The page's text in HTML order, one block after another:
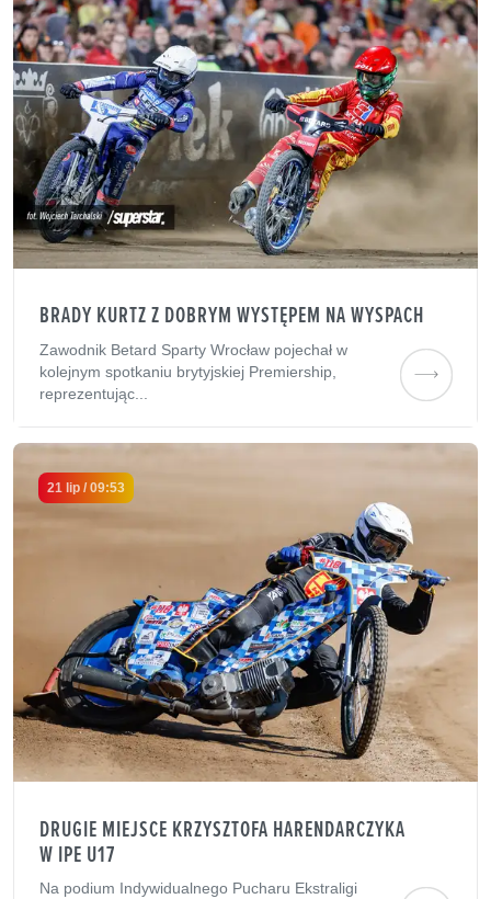
BRADY KURTZ Z DOBRYM WYSTĘPEM NA WYSPACH
Zawodnik Betard Sparty Wrocław pojechał w
kolejnym spotkaniu brytyjskiej Premiership,
reprezentując...
21 lip / 09:53
DRUGIE MIEJSCE KRZYSZTOFA HARENDARCZYKA
W IPE U17
Na podium Indywidualnego Pucharu Ekstraligi